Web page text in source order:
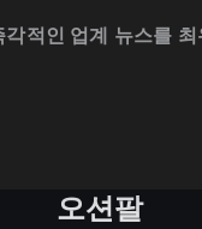
오션팔
각적인 업계 뉴스를 최